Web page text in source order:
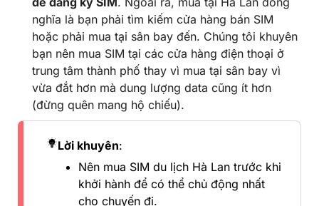
nghĩa là bạn phải tìm kiếm cửa hàng bán SIM
hoặc phải mua tại sân bay đến. Chúng tôi khuyên
bạn nên mua SIM tại các cửa hàng điện thoại ở
trung tâm thành phố thay vì mua tại sân bay vì
vừa đắt hơn mà dung lượng data cũng ít hơn
(đừng quên mang hộ chiếu).
Lời khuyên:
Nên mua SIM du lịch Hà Lan trước khi
khởi hành để có thể chủ động nhất
cho chuyến đi.